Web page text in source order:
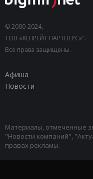
© 2000-2024,
ТОВ «КЕПРЕЙТ ПАРТНЕРС»".
Все права защищены.
Афиша
Новости
Материалы, отмеченные
"Новости компаний",
правах рекламы.